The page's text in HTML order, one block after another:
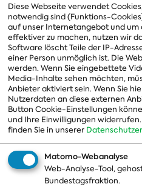
Themen
Diese Webseite verwendet
notwendig sind (Funktions-
auf unser Internetangebot und
effektiver zu machen, nutzen wir
Software löscht Teile der IP-
einer Person unmöglich ist. Die
werden. Wenn Sie eingebettete
Media-Inhalte sehen möchten,
Anbieter aktiviert sein. Wenn Sie
Nutzerdaten an diese externen
Button Cookie-Einstellungen
und Ihre Einwilligungen widerrufen.
finden Sie in unserer
Matomo-Webanalyse
Web-Analyse-Tool,
Bundestagsfraktion.